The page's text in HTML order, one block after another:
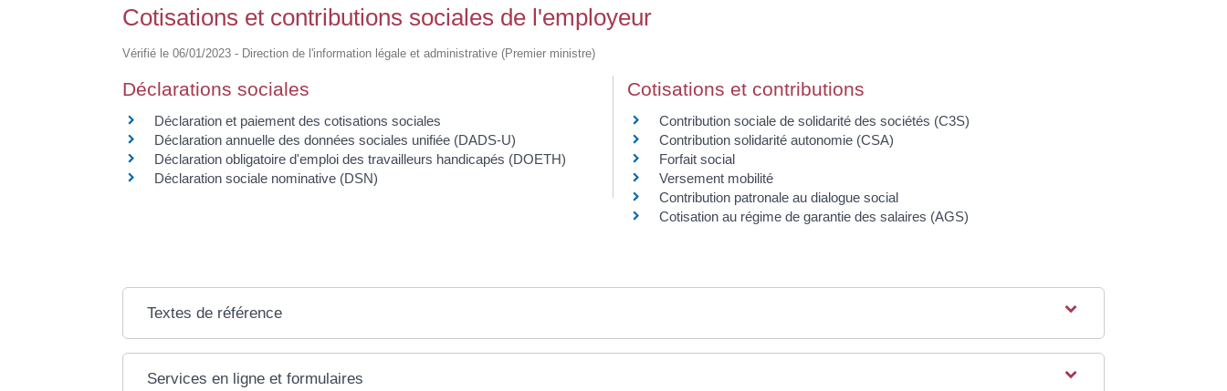
Cotisations et contributions sociales de l'employeur
Vérifié le 06/01/2023 - Direction de l'information légale et administrative (Premier ministre)
Déclarations sociales
Déclaration et paiement des cotisations sociales
Déclaration annuelle des données sociales unifiée (DADS-U)
Déclaration obligatoire d'emploi des travailleurs handicapés (DOETH)
Déclaration sociale nominative (DSN)
Cotisations et contributions
Contribution sociale de solidarité des sociétés (C3S)
Contribution solidarité autonomie (CSA)
Forfait social
Versement mobilité
Contribution patronale au dialogue social
Cotisation au régime de garantie des salaires (AGS)
Textes de référence
Services en ligne et formulaires